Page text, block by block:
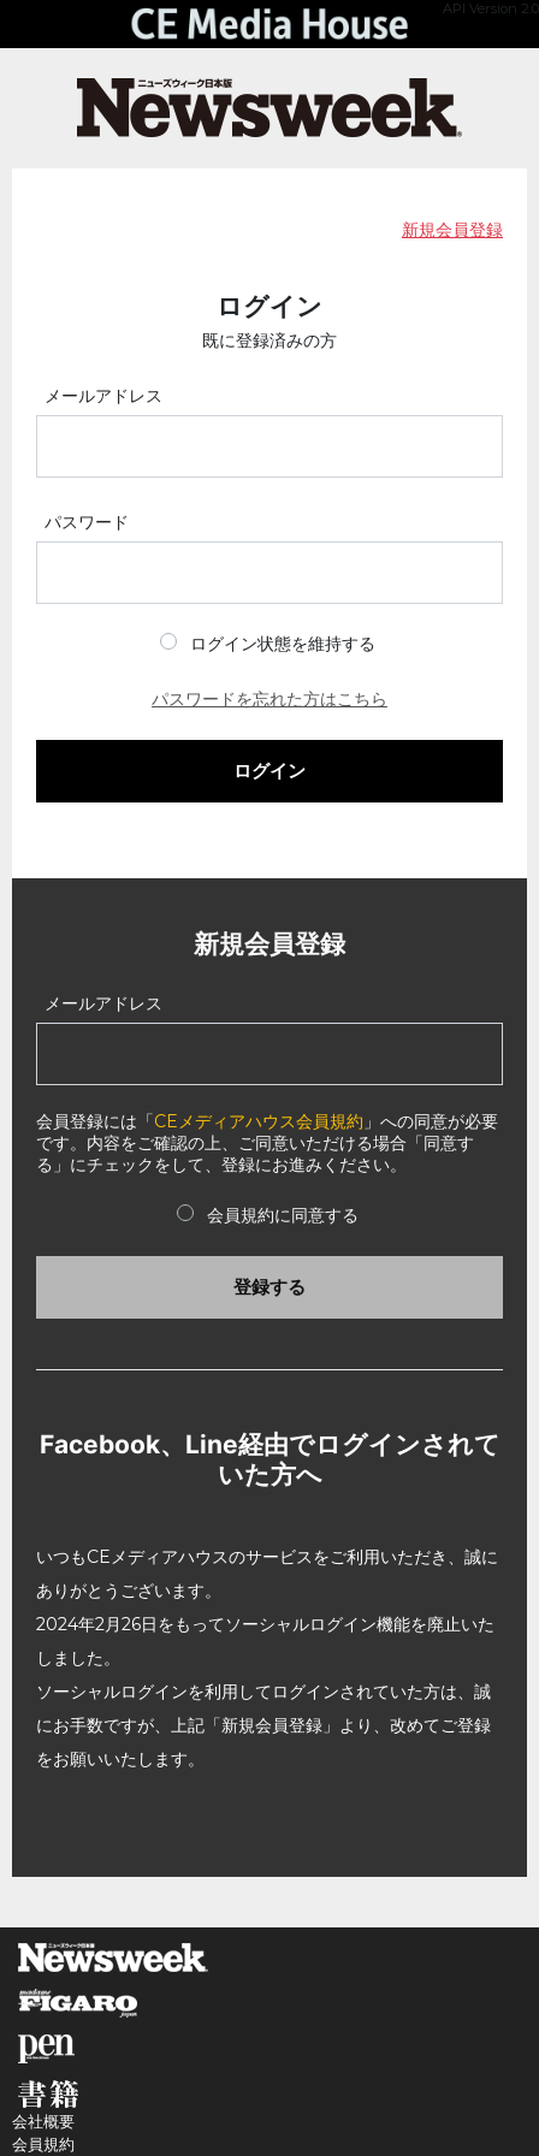
API Version 2.0
新規会員登録
ログイン
既に登録済みの方
メールアドレス
パスワード
ログイン状態を維持する
パスワードを忘れた方はこちら
ログイン
新規会員登録
メールアドレス
会員登録には「CEメディアハウス会員規約 」への同意が必要
です。内容をご確認の上、ご同意いただける場合「同意す
る」にチェックをして、登録にお進みください。
会員規約に同意する
登録する
Facebook、Line経由でログインされて
いた方へ
いつもCEメディアハウスのサービスをご利用いただき、誠に
ありがとうございます。
2024年2月26日をもってソーシャルログイン機能を廃止いた
しました。
ソーシャルログインを利用してログインされていた方は、誠
にお手数ですが、上記「新規会員登録」より、改めてご登録
をお願いいたします。
会社概要
会員規約